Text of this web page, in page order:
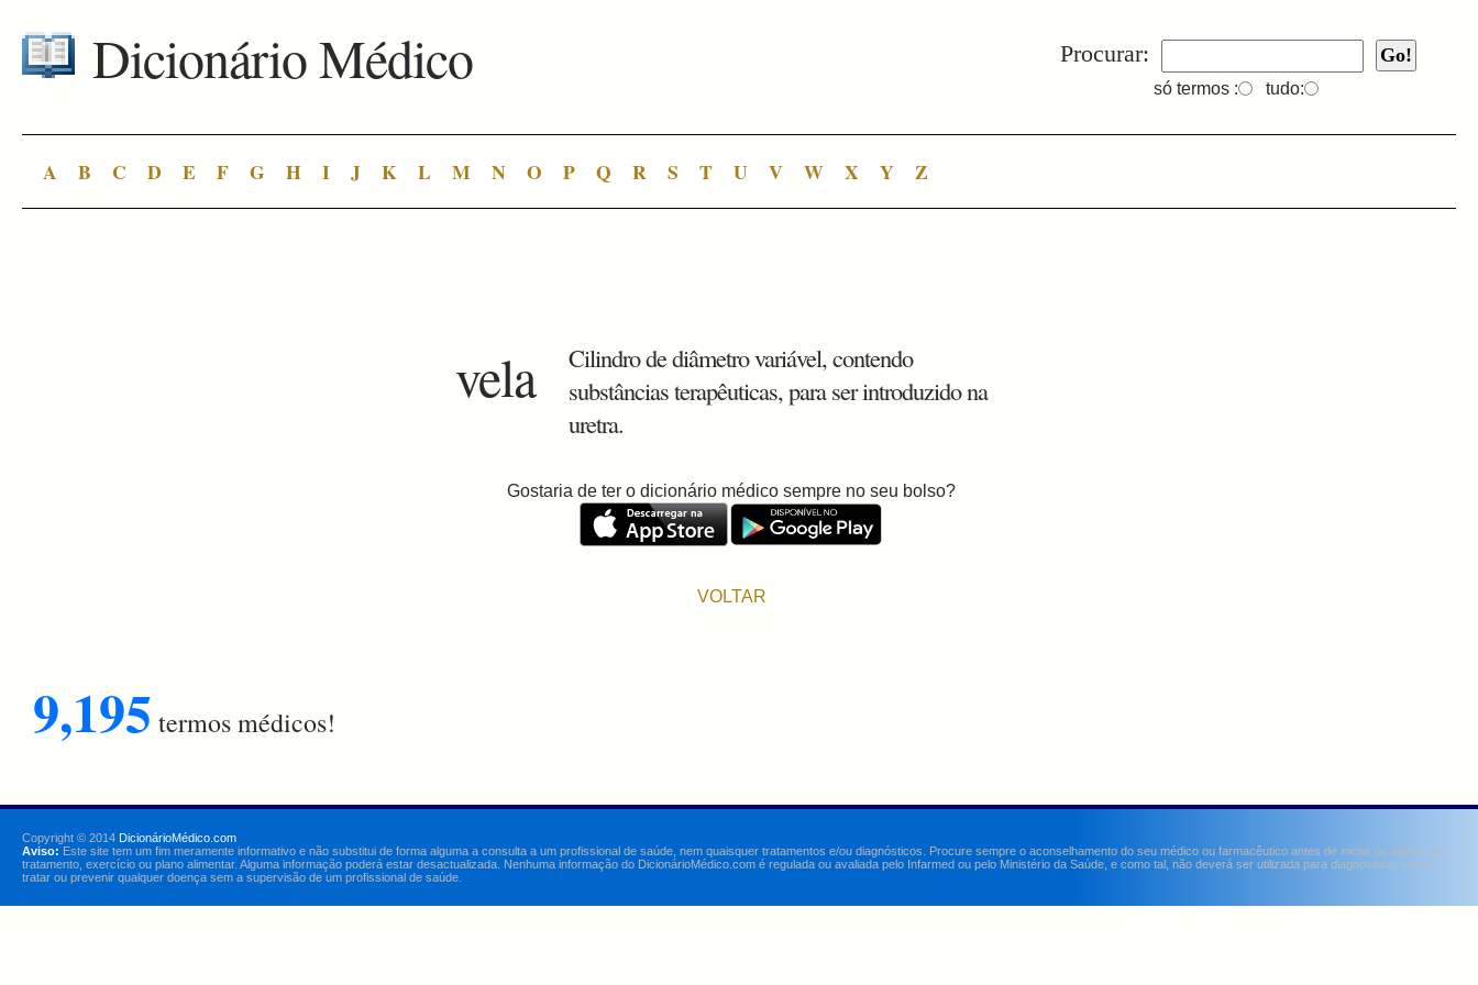
Procurar:
só termos : tudo:
Dicionário Médico
A B C D E F G H I J K L M N O P Q R S T U V W X Y Z
vela
Cilindro de diâmetro variável, contendo
substâncias terapêuticas, para ser introduzido na
uretra.
Gostaria de ter o dicionário médico sempre no seu bolso?
VOLTAR
9,195 termos médicos!
Copyright © 2014 DicionárioMédico.com
Aviso: Este site tem um fim meramente informativo e não substitui de forma alguma a consulta a um profissional de saúde, nem quaisquer tratamentos e/ou diagnósticos. Procure sempre o aconselhamento do seu médico ou farmacêutico antes de iniciar ou alterar um
tratamento, exercício ou plano alimentar. Alguma informação poderá estar desactualizada. Nenhuma informação do DicionárioMédico.com é regulada ou avaliada pelo Infarmed ou pelo Ministério da Saúde, e como tal, não deverá ser utilizada para diagnosticar, curar,
tratar ou prevenir qualquer doença sem a supervisão de um profissional de saúde.